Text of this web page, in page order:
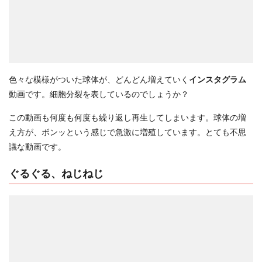
色々な模様がついた球体が、どんどん増えていく インスタグラム
動画です。細胞分裂を表しているのでしょうか？
この動画も何度も何度も繰り返し再生してしまいます。球体の増
え方が、ボンッという感じで急激に増殖しています。とても不思
議な動画です。
ぐるぐる、ねじねじ